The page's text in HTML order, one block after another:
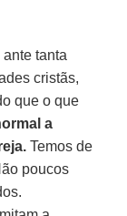
tanta
cristãs,
que o que
a
Temos de
poucos